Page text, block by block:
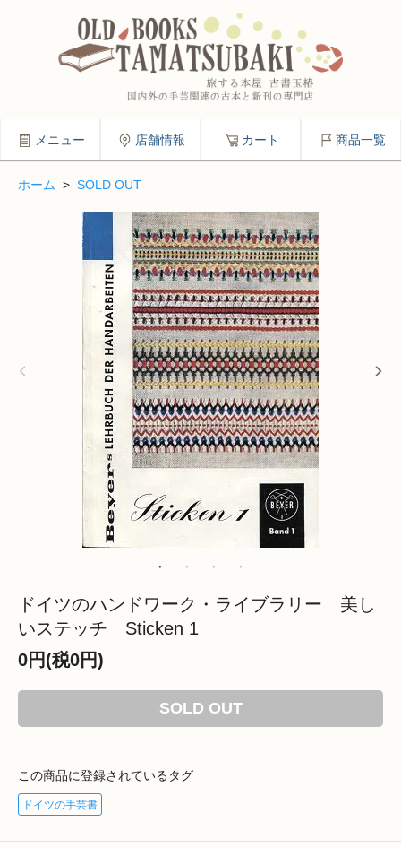
メニュー 店舗情報 カート 商品一覧
ホーム > SOLD OUT
ドイツのハンドワーク・ライブラリー 美し
いステッチ Sticken 1
0円(税0円)
SOLD OUT
この商品に登録されているタグ
ドイツの手芸書